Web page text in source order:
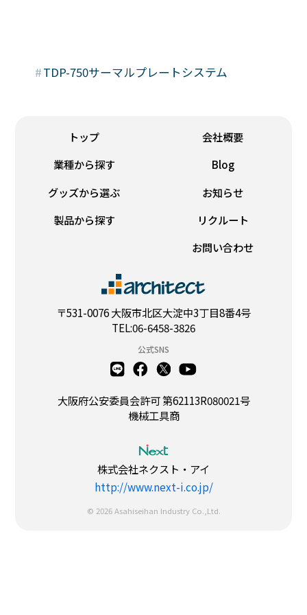
#TDP-750サーマルプレートシステム
〒531-0076 大阪市北区大淀中3丁目8番4号
TEL:06-6458-3826
公式SNS
大阪府公安委員会許可 第62113R080021号
機械工具商
トップ
業種から探す
グッズから選ぶ
製品から探す
会社概要
Blog
お知らせ
リクルート
お問い合わせ
株式会社ネクスト・アイ
http://www.next-i.co.jp/
© 2026 Asahiseihan Industry Co.,Ltd.